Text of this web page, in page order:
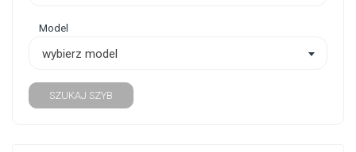
Model
wybierz model
SZUKAJ SZYB